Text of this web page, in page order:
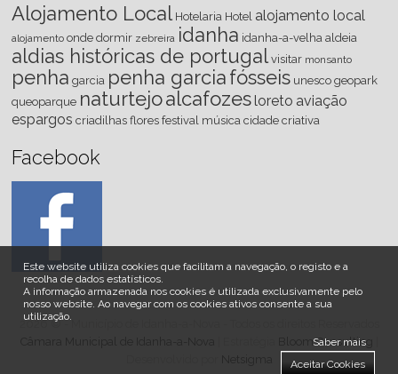
Este website utiliza cookies que facilitam a navegação, o registo e a
recolha de dados estatísticos.
A informação armazenada nos cookies é utilizada exclusivamente pelo
nosso website.Ao navegar com os cookies ativos consente a sua
utilização.
Saber mais
Aceitar Cookies
Alojamento Local Hotelaria Hotel alojamento local
alojamento onde dormir zebreira idanha idanha-a-velha aldeia
aldias históricas de portugal visitar monsanto
penha garcia penha garciafósseis unesco geopark
queoparque naturtejoalcafozesloreto aviação
espargos criadilhas flores festival música cidade criativa
Facebook
2026 © - Município de Idanha-a-Nova - Todos os direitos Reservados
Bloom Consulting